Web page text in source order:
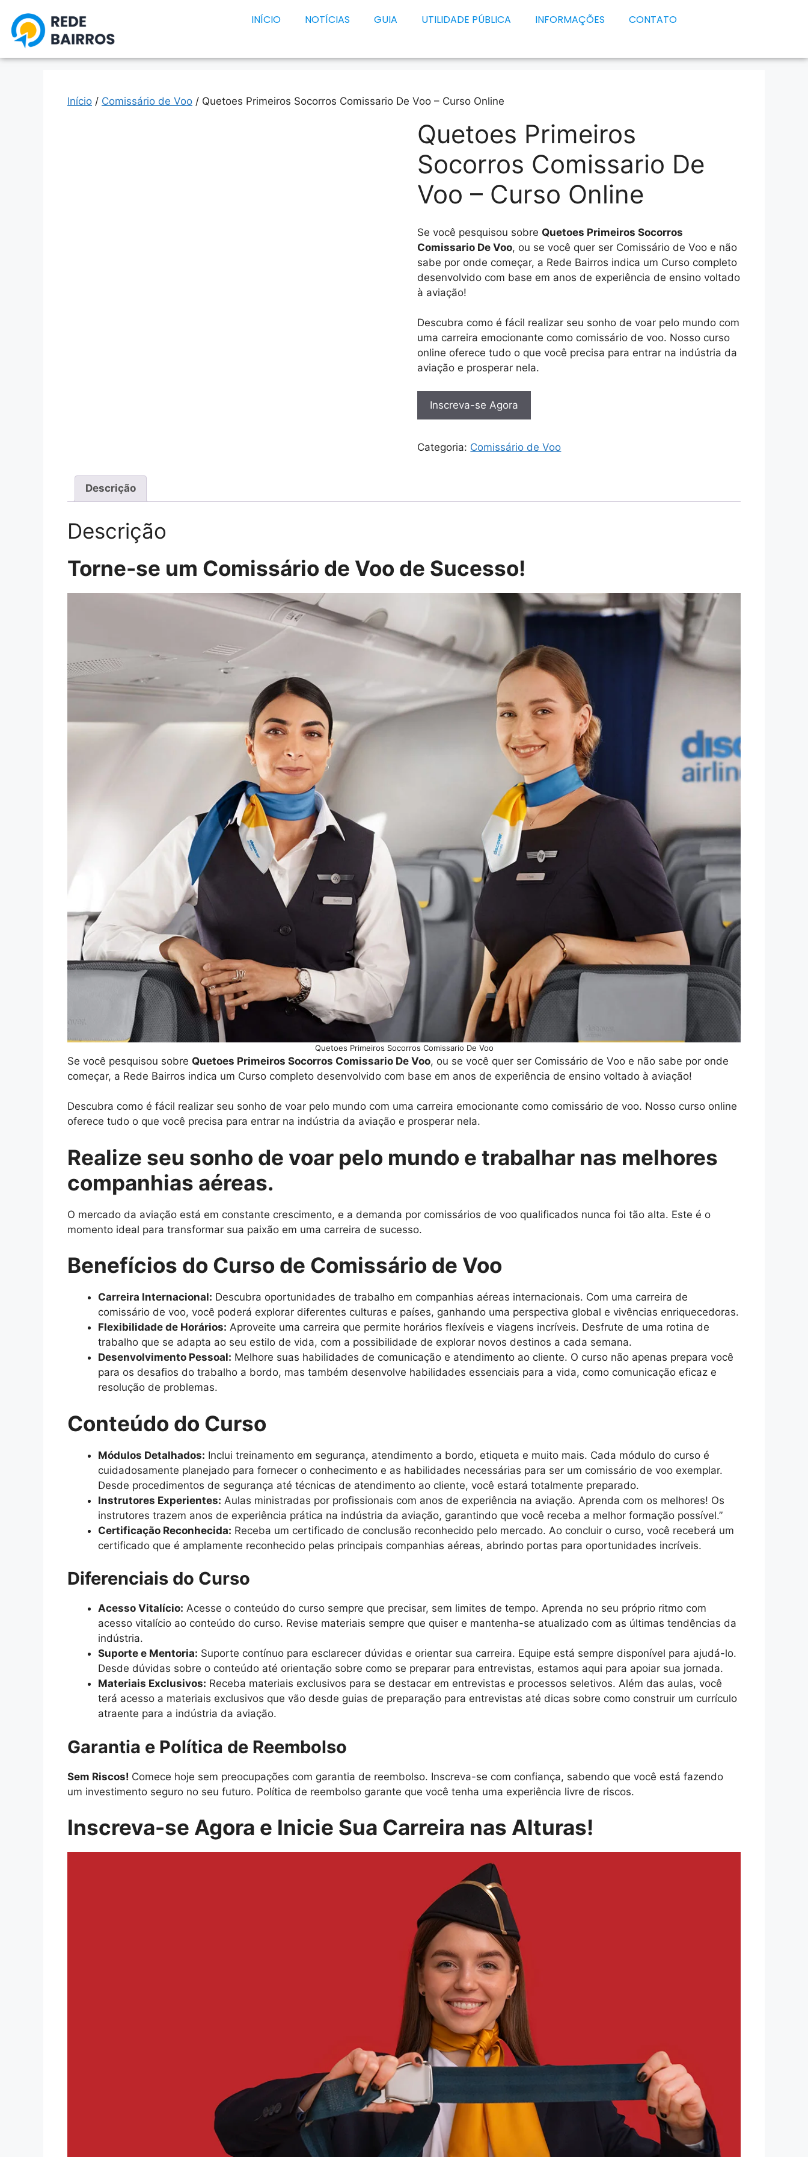
INÍCIO NOTÍCIAS GUIA UTILIDADE PÚBLICA INFORMAÇÕES CONTATO
Início / Comissário de Voo / Quetoes Primeiros Socorros Comissario De Voo – Curso Online
Quetoes Primeiros
Socorros Comissario De
Voo – Curso Online
Se você pesquisou sobre Quetoes Primeiros Socorros
Comissario De Voo, ou se você quer ser Comissário de Voo e não
sabe por onde começar, a Rede Bairros indica um Curso completo
desenvolvido com base em anos de experiência de ensino voltado
à aviação!
Descubra como é fácil realizar seu sonho de voar pelo mundo com
uma carreira emocionante como comissário de voo. Nosso curso
online oferece tudo o que você precisa para entrar na indústria da
aviação e prosperar nela.
Inscreva-se Agora
Categoria: Comissário de Voo
Descrição
Descrição
Torne-se um Comissário de Voo de Sucesso!
Quetoes Primeiros Socorros Comissario De Voo
Se você pesquisou sobre Quetoes Primeiros Socorros Comissario De Voo, ou se você quer ser Comissário de Voo e não sabe por onde
começar, a Rede Bairros indica um Curso completo desenvolvido com base em anos de experiência de ensino voltado à aviação!
Descubra como é fácil realizar seu sonho de voar pelo mundo com uma carreira emocionante como comissário de voo. Nosso curso online
oferece tudo o que você precisa para entrar na indústria da aviação e prosperar nela.
Realize seu sonho de voar pelo mundo e trabalhar nas melhores
companhias aéreas.
O mercado da aviação está em constante crescimento, e a demanda por comissários de voo qualificados nunca foi tão alta. Este é o
momento ideal para transformar sua paixão em uma carreira de sucesso.
Benefícios do Curso de Comissário de Voo
Carreira Internacional: Descubra oportunidades de trabalho em companhias aéreas internacionais. Com uma carreira de
comissário de voo, você poderá explorar diferentes culturas e países, ganhando uma perspectiva global e vivências enriquecedoras.
Flexibilidade de Horários: Aproveite uma carreira que permite horários flexíveis e viagens incríveis. Desfrute de uma rotina de
trabalho que se adapta ao seu estilo de vida, com a possibilidade de explorar novos destinos a cada semana.
Desenvolvimento Pessoal: Melhore suas habilidades de comunicação e atendimento ao cliente. O curso não apenas prepara você
para os desafios do trabalho a bordo, mas também desenvolve habilidades essenciais para a vida, como comunicação eficaz e
resolução de problemas.
Conteúdo do Curso
Módulos Detalhados: Inclui treinamento em segurança, atendimento a bordo, etiqueta e muito mais. Cada módulo do curso é
cuidadosamente planejado para fornecer o conhecimento e as habilidades necessárias para ser um comissário de voo exemplar.
Desde procedimentos de segurança até técnicas de atendimento ao cliente, você estará totalmente preparado.
Instrutores Experientes: Aulas ministradas por profissionais com anos de experiência na aviação. Aprenda com os melhores! Os
instrutores trazem anos de experiência prática na indústria da aviação, garantindo que você receba a melhor formação possível.”
Certificação Reconhecida: Receba um certificado de conclusão reconhecido pelo mercado. Ao concluir o curso, você receberá um
certificado que é amplamente reconhecido pelas principais companhias aéreas, abrindo portas para oportunidades incríveis.
Diferenciais do Curso
Acesso Vitalício: Acesse o conteúdo do curso sempre que precisar, sem limites de tempo. Aprenda no seu próprio ritmo com
acesso vitalício ao conteúdo do curso. Revise materiais sempre que quiser e mantenha-se atualizado com as últimas tendências da
indústria.
Suporte e Mentoria: Suporte contínuo para esclarecer dúvidas e orientar sua carreira. Equipe está sempre disponível para ajudá-lo.
Desde dúvidas sobre o conteúdo até orientação sobre como se preparar para entrevistas, estamos aqui para apoiar sua jornada.
Materiais Exclusivos: Receba materiais exclusivos para se destacar em entrevistas e processos seletivos. Além das aulas, você
terá acesso a materiais exclusivos que vão desde guias de preparação para entrevistas até dicas sobre como construir um currículo
atraente para a indústria da aviação.
Garantia e Política de Reembolso
Sem Riscos! Comece hoje sem preocupações com garantia de reembolso. Inscreva-se com confiança, sabendo que você está fazendo
um investimento seguro no seu futuro. Política de reembolso garante que você tenha uma experiência livre de riscos.
Inscreva-se Agora e Inicie Sua Carreira nas Alturas!